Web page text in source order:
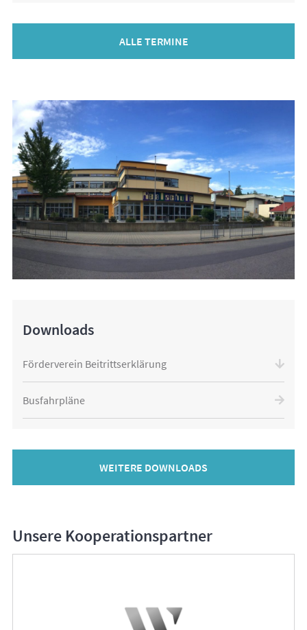
ALLE TERMINE
Downloads
Förderverein Beitrittserklärung
Busfahrpläne
WEITERE DOWNLOADS
Unsere Kooperationspartner